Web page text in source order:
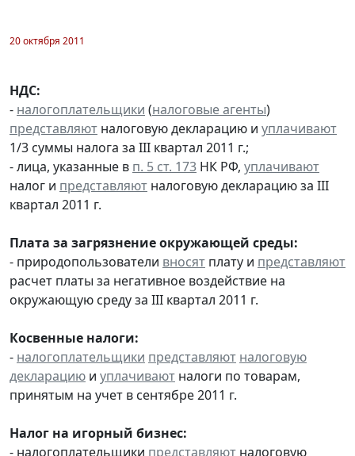
20 октября 2011
НДС:
- налогоплательщики (налоговые агенты)
представляют налоговую декларацию и уплачивают
1/3 суммы налога за III квартал 2011 г.;
- лица, указанные в п. 5 ст. 173 НК РФ, уплачивают
налог и представляют налоговую декларацию за III
квартал 2011 г.
Плата за загрязнение окружающей среды:
- природопользователи вносят плату и представляют
расчет платы за негативное воздействие на
окружающую среду за III квартал 2011 г.
Косвенные налоги:
- налогоплательщики представляют налоговую
декларацию и уплачивают налоги по товарам,
принятым на учет в сентябре 2011 г.
Налог на игорный бизнес:
- налогоплательщики представляют налоговую